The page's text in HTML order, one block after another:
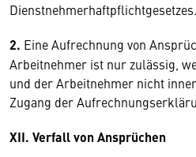
Dienstnehmerhaftpflichtgesetzes.
2. Eine Aufrechnung von
Arbeitnehmer ist nur zulässig,
und der Arbeitnehmer nicht
Zugang der
XII. Verfall von Ansprüchen